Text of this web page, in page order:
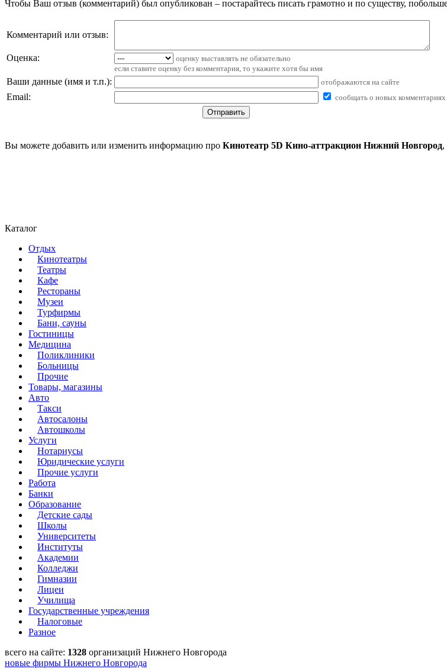
Чтобы Ваш отзыв (комментарий) был опубликован – постарайтесь писать грамотно и по существу,
Комментарий или отзыв:
Оценка:
оценку выставлять не обязательно
если ставите оценку без комментария, то укажите хотя бы имя
Ваши данные (имя и т.п.): отображаются на сайте
Email: сообщать о новых комментариях
Вы можете добавить или изменить информацию про Кинотеатр 5D Кино-аттракцион Нижний Новгород,
Каталог
Отдых
Кинотеатры
Театры
Кафе
Рестораны
Музеи
Турфирмы
Бани, сауны
Гостиницы
Медицина
Поликлиники
Больницы
Прочие
Товары, магазины
Авто
Такси
Автосалоны
Автошколы
Услуги
Нотариусы
Юридические услуги
Прочие услуги
Работа
Банки
Образование
Детские сады
Школы
Университеты
Институты
Академии
Колледжи
Гимназии
Лицеи
Училища
Государственные учреждения
Налоговые
Разное
всего на сайте: 1328 организаций Нижнего Новгорода
новые фирмы Нижнего Новгорода